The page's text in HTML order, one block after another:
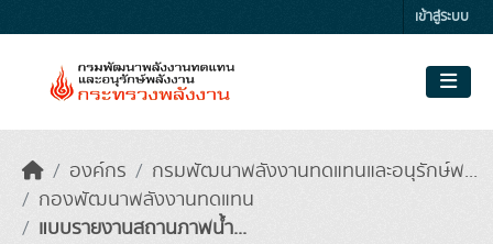
เข้าสู่ระบบ
องค์กร
กรมพัฒนาพลังงานทดแทนและอนุรักษ์พ...
กองพัฒนาพลังงานทดแทน
แบบรายงานสถานภาพน้ำ...